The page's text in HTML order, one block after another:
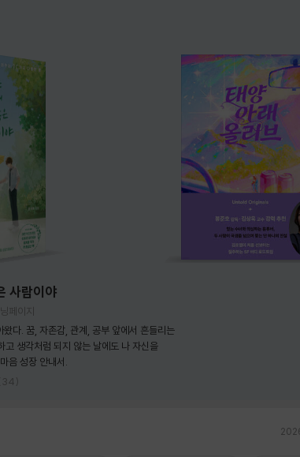
사람이야
페이지
다. 꿈, 자존감, 관계, 공부 앞에서 흔들리는
생각처럼 되지 않는 날에도 나 자신을
음 성장 안내서.
34 )